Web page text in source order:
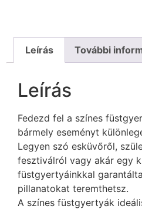
Leírás További
Leírás
Fedezd fel a színes
bármely eseményt
Legyen szó esküvőről,
fesztiválról vagy akár egy
füstgyertyáinkkal
pillanatokat teremthetsz.
A színes füstgyertyák